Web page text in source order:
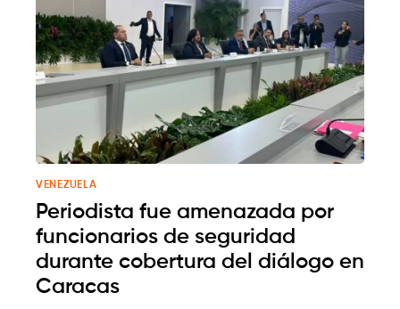
VENEZUELA
Periodista fue amenazada por
funcionarios de seguridad
durante cobertura del diálogo en
Caracas